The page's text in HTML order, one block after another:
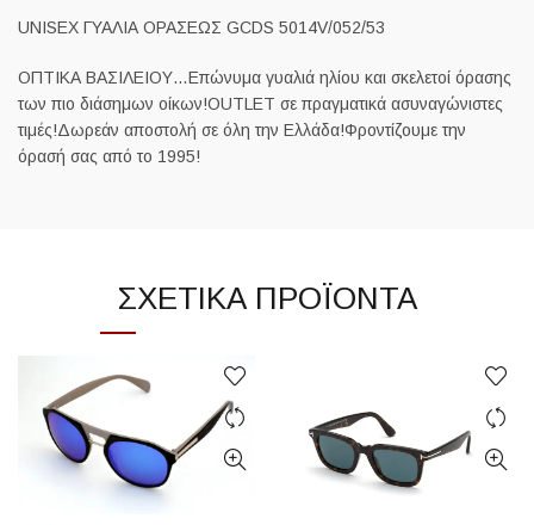
UNISEX ΓΥΑΛΙΑ ΟΡΑΣΕΩΣ GCDS 5014V/052/53
ΟΠΤΙΚΑ ΒΑΣΙΛΕΙΟΥ…Επώνυμα γυαλιά ηλίου και σκελετοί όρασης
των πιο διάσημων οίκων!OUTLET σε πραγματικά ασυναγώνιστες
τιμές!Δωρεάν αποστολή σε όλη την Ελλάδα!Φροντίζουμε την
όρασή σας από το 1995!
ΣΧΕΤΙΚΆ ΠΡΟΪΌΝΤΑ